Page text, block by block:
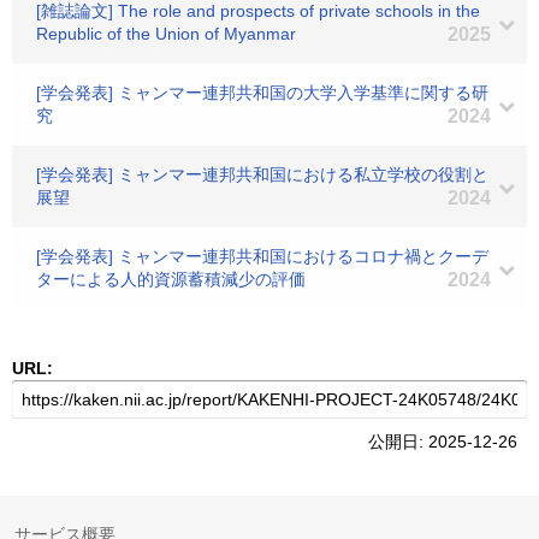
[雑誌論文] The role and prospects of private schools in the
Republic of the Union of Myanmar
2025
[学会発表] ミャンマー連邦共和国の大学入学基準に関する研
究
2024
[学会発表] ミャンマー連邦共和国における私立学校の役割と
展望
2024
[学会発表] ミャンマー連邦共和国におけるコロナ禍とクーデ
ターによる人的資源蓄積減少の評価
2024
URL:
公開日: 2025-12-26
サービス概要